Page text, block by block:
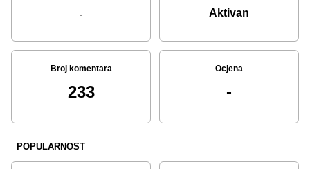
- Aktivan
Broj komentara
233
Ocjena
-
POPULARNOST